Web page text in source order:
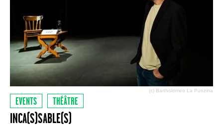
(c) Bartholomeo La Punzina
EVENTS THÉÂTRE
INCA(S)SABLE(S)